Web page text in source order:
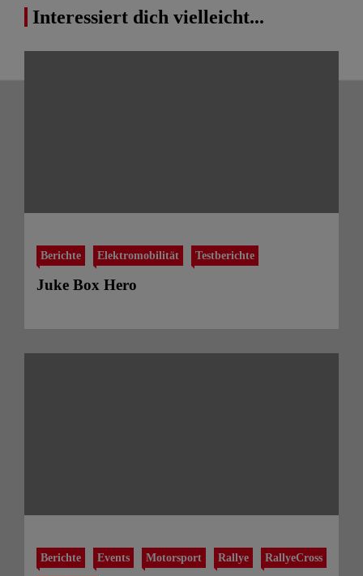
Interessiert dich vielleicht...
Berichte Elektromobilität Testberichte
Juke Box Hero
Berichte Events Motorsport Rallye RallyeCross